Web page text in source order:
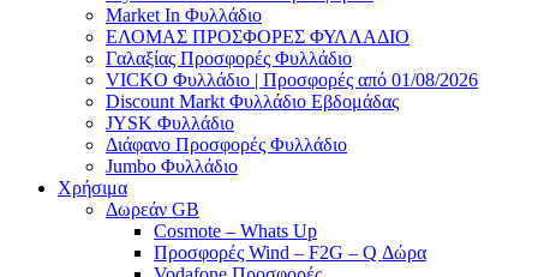
Market In Φυλλάδιο
ΕΛΟΜΑΣ ΠΡΟΣΦΟΡΕΣ ΦΥΛΛΑΔΙΟ
Γαλαξίας Προσφορές Φυλλάδιο
VICKO Φυλλάδιο | Προσφορές από 01/08/2026
Discount Markt Φυλλάδιο Εβδομάδας
JYSK Φυλλάδιο
Διάφανο Προσφορές Φυλλάδιο
Jumbo Φυλλάδιο
Χρήσιμα
Δωρεάν GB
Cosmote – Whats Up
Προσφορές Wind – F2G – Q Δώρα